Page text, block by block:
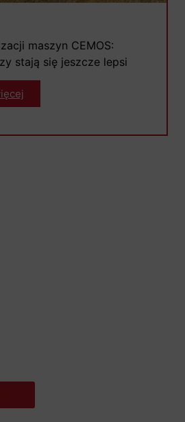
maszyn CEMOS:
stają się jeszcze lepsi